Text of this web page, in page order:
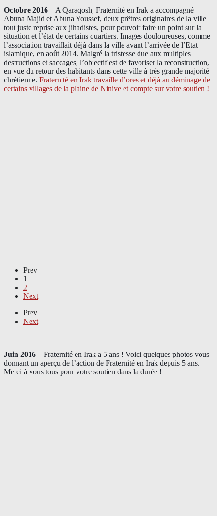
Octobre 2016 – A Qaraqosh, Fraternité en Irak a accompagné
Abuna Majid et Abuna Youssef, deux prêtres originaires de la ville
tout juste reprise aux jihadistes, pour pouvoir faire un point sur la
situation et l’état de certains quartiers. Images douloureuses, comme
l’association travaillait déjà dans la ville avant l’arrivée de l’Etat
islamique, en août 2014. Malgré la tristesse due aux multiples
destructions et saccages, l’objectif est de favoriser la reconstruction,
en vue du retour des habitants dans cette ville à très grande majorité
chrétienne. Fraternité en Irak travaille d’ores et déjà au déminage de
certains villages de la plaine de Ninive et compte sur votre soutien !
Prev
1
2
Next
Prev
Next
– – – – –
Juin 2016 – Fraternité en Irak a 5 ans ! Voici quelques photos vous
donnant un aperçu de l’action de Fraternité en Irak depuis 5 ans.
Merci à vous tous pour votre soutien dans la durée !